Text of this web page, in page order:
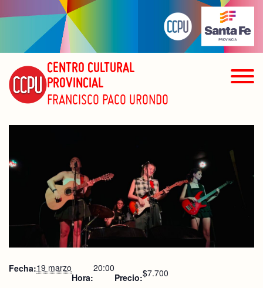
CENTRO CULTURAL
PROVINCIAL
FRANCISCO PACO URONDO
Fecha:19 marzo
Hora:
20:00
Precio:$7.700